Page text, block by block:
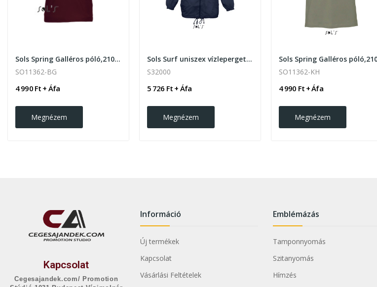
Sols Spring Galléros póló,210gr. Burgundy
SO11362-BG
4 990 Ft + Áfa
Megnézem
Sols Surf uniszex vízlepergető széldzseki
S32000
5 726 Ft + Áfa
Megnézem
SO11362-KH
4 990 Ft + Áfa
Megnézem
Kapcsolat
Cegesajandek.com/ Promotion
Információ
Új termékek
Kapcsolat
Vásárlási Feltételek
Emblémázás
Tamponnyomás
Szitanyomás
Hímzés